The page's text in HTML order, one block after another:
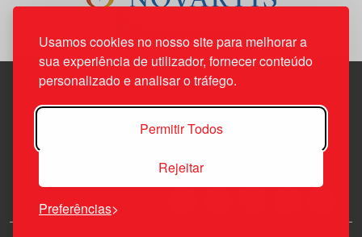
Usamos cookies no nosso site para melhorar a
sua experiência de utilizador, fornecer conteúdo
personalizado e analisar o tráfego.
Permitir Todos
Rejeitar
Preferências
Edif. Lisboa Oriente | Av. Infante D. Henrique, n.º 333H, esc.
1800-282 Lisboa | Portugal